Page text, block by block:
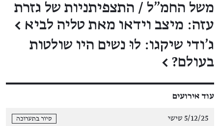
משל החמ"ל / התצפיתניות של גזרת
עזה: מיצב וידאו מאת טליה לביא ←
ג'ודי שיקגו: לוּ נשים היו שולטות
בעולם? ←
עוד אירועים
5/12/25 שישי סיור בתערוכה